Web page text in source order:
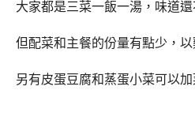
大家都是三菜一飯一湯，味道
但配菜和主餐的份量有點少，
另有皮蛋豆腐和蒸蛋小菜可以